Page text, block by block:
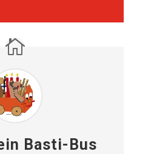
Basti-Bus